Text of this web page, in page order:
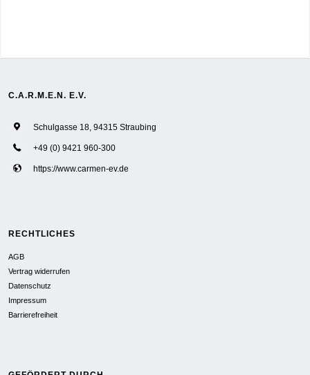
C.A.R.M.E.N. E.V.
Schulgasse 18, 94315 Straubing
+49 (0) 9421 960-300
https://www.carmen-ev.de
RECHTLICHES
AGB
Vertrag widerrufen
Datenschutz
Impressum
Barrierefreiheit